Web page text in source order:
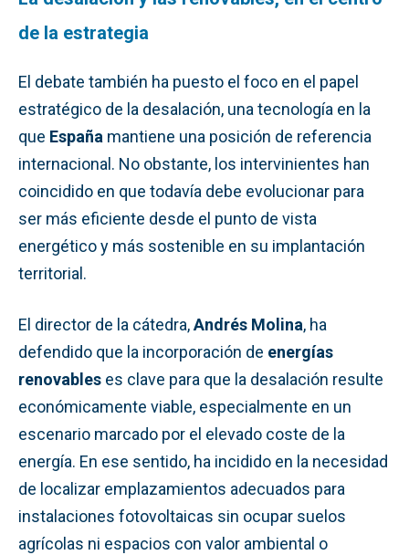
de la estrategia
El debate también ha puesto el foco en el papel
estratégico de la desalación, una tecnología en la
que España mantiene una posición de referencia
internacional. No obstante, los intervinientes han
coincidido en que todavía debe evolucionar para
ser más eficiente desde el punto de vista
energético y más sostenible en su implantación
territorial.
El director de la cátedra,Andrés Molina, ha
defendido que la incorporación de energías
renovables es clave para que la desalación resulte
económicamente viable, especialmente en un
escenario marcado por el elevado coste de la
energía. En ese sentido, ha incidido en la necesidad
de localizar emplazamientos adecuados para
instalaciones fotovoltaicas sin ocupar suelos
agrícolas ni espacios con valor ambiental o